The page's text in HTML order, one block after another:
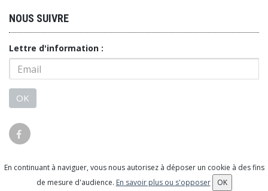
NOUS SUIVRE
Lettre d'information :
OK
© 2026 - LogicielSaasFood - Logiciel de gestion de
commande sur internet et en magasin
En continuant à naviguer, vous nous autorisez à déposer un cookie à des fins
de mesure d'audience. En savoir plus ou s'opposer OK